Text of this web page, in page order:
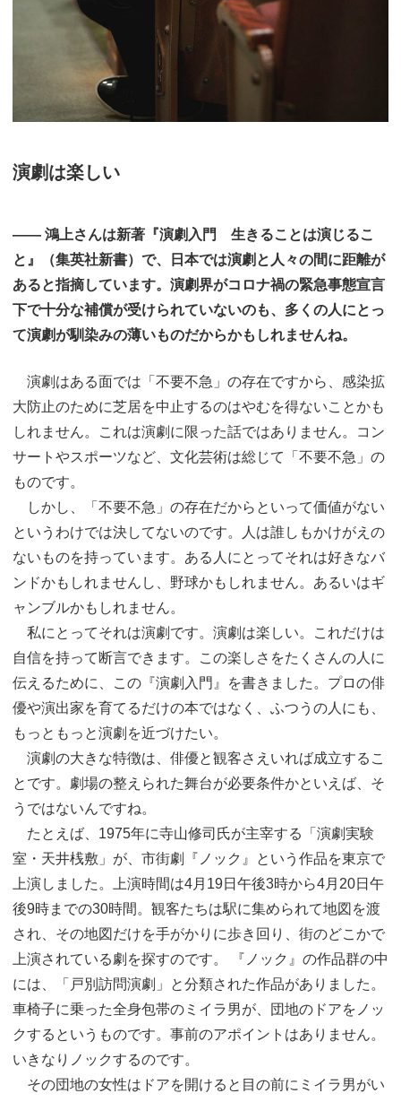
演劇は楽しい
―― 鴻上さんは新著『演劇入門 生きることは演じるこ
と』（集英社新書）で、日本では演劇と人々の間に距離が
あると指摘しています。演劇界がコロナ禍の緊急事態宣言
下で十分な補償が受けられていないのも、多くの人にとっ
て演劇が馴染みの薄いものだからかもしれませんね。
演劇はある面では「不要不急」の存在ですから、感染拡
大防止のために芝居を中止するのはやむを得ないことかも
しれません。これは演劇に限った話ではありません。コン
サートやスポーツなど、文化芸術は総じて「不要不急」の
ものです。
しかし、「不要不急」の存在だからといって価値がない
というわけでは決してないのです。人は誰しもかけがえの
ないものを持っています。ある人にとってそれは好きなバ
ンドかもしれませんし、野球かもしれません。あるいはギ
ャンブルかもしれません。
私にとってそれは演劇です。演劇は楽しい。これだけは
自信を持って断言できます。この楽しさをたくさんの人に
伝えるために、この『演劇入門』を書きました。プロの俳
優や演出家を育てるだけの本ではなく、ふつうの人にも、
もっともっと演劇を近づけたい。
演劇の大きな特徴は、俳優と観客さえいれば成立するこ
とです。劇場の整えられた舞台が必要条件かといえば、そ
うではないんですね。
たとえば、1975年に寺山修司氏が主宰する「演劇実験
室・天井桟敷」が、市街劇『ノック』という作品を東京で
上演しました。上演時間は4月19日午後3時から4月20日午
後9時までの30時間。観客たちは駅に集められて地図を渡
され、その地図だけを手がかりに歩き回り、街のどこかで
上演されている劇を探すのです。 『ノック』の作品群の中
には、「戸別訪問演劇」と分類された作品がありました。
車椅子に乗った全身包帯のミイラ男が、団地のドアをノッ
クするというものです。事前のアポイントはありません。
いきなりノックするのです。
その団地の女性はドアを開けると目の前にミイラ男がい